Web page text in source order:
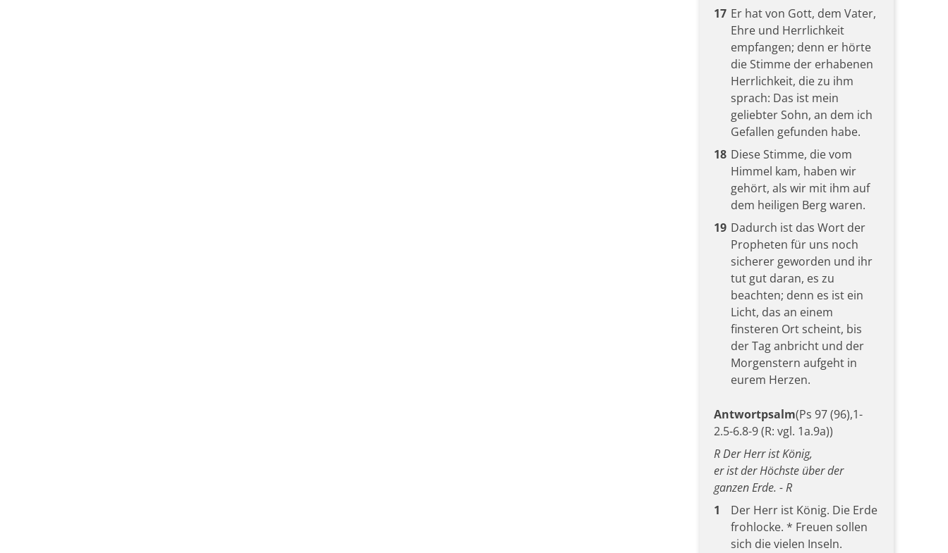
17 Er hat von Gott, dem Vater,
Ehre und Herrlichkeit
empfangen; denn er hörte
die Stimme der erhabenen
Herrlichkeit, die zu ihm
sprach: Das ist mein
geliebter Sohn, an dem ich
Gefallen gefunden habe.
18 Diese Stimme, die vom
Himmel kam, haben wir
gehört, als wir mit ihm auf
dem heiligen Berg waren.
19 Dadurch ist das Wort der
Propheten für uns noch
sicherer geworden und ihr
tut gut daran, es zu
beachten; denn es ist ein
Licht, das an einem
finsteren Ort scheint, bis
der Tag anbricht und der
Morgenstern aufgeht in
eurem Herzen.
Antwortpsalm(Ps 97 (96),1-
2.5-6.8-9 (R: vgl. 1a.9a))
R Der Herr ist König,
er ist der Höchste über der
ganzen Erde. - R
1
Der Herr ist König. Die Erde
frohlocke. * Freuen sollen
sich die vielen Inseln.